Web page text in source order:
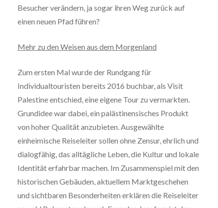
Besucher verändern, ja sogar ihren Weg zurück auf
einen neuen Pfad führen?
Mehr zu den Weisen aus dem Morgenland
Zum ersten Mal wurde der Rundgang für
Individualtouristen bereits 2016 buchbar, als Visit
Palestine entschied, eine eigene Tour zu vermarkten.
Grundidee war dabei, ein palästinensisches Produkt
von hoher Qualität anzubieten. Ausgewählte
einheimische Reiseleiter sollen ohne Zensur, ehrlich und
dialogfähig, das alltägliche Leben, die Kultur und lokale
Identität erfahrbar machen. Im Zusammenspiel mit den
historischen Gebäuden, aktuellem Marktgeschehen
und sichtbaren Besonderheiten erklären die Reiseleiter